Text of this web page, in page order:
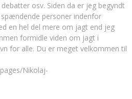
osv. Siden da er jeg begyndt
personer indenfor
en hel del mere om jagt end jeg
formidle viden om jagt i
for alle. Du er meget velkommen til
Nikolaj-